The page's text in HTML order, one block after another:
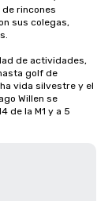
rincones
sus colegas,
de actividades,
golf de
vida silvestre y el
Willen se
de la M1 y a 5